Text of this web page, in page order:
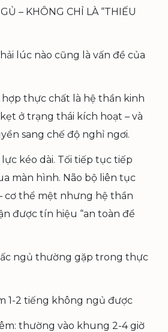
– KHÔNG CHỈ LÀ “THIẾU
lúc nào cũng là vấn đề của
thực chất là hệ thần kinh
ở trạng thái kích hoạt – và
sang chế độ nghỉ ngơi.
kéo dài. Tối tiếp tục tiếp
màn hình. Não bộ liên tục
cơ thể mệt nhưng hệ thần
được tín hiệu “an toàn để
ngủ thường gặp trong thực
1-2 tiếng không ngủ được
thường vào khung 2-4 giờ